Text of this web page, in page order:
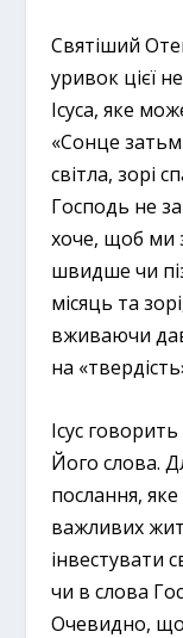
Святіший
уривок цієї
Ісуса, яке
«Сонце
світла, зорі
Господь не
хоче, щоб ми
швидше чи
місяць та
вживаючи
на
Ісус
Його слова.
послання,
важливих
інвестувати
чи в слова
Очевидно, що